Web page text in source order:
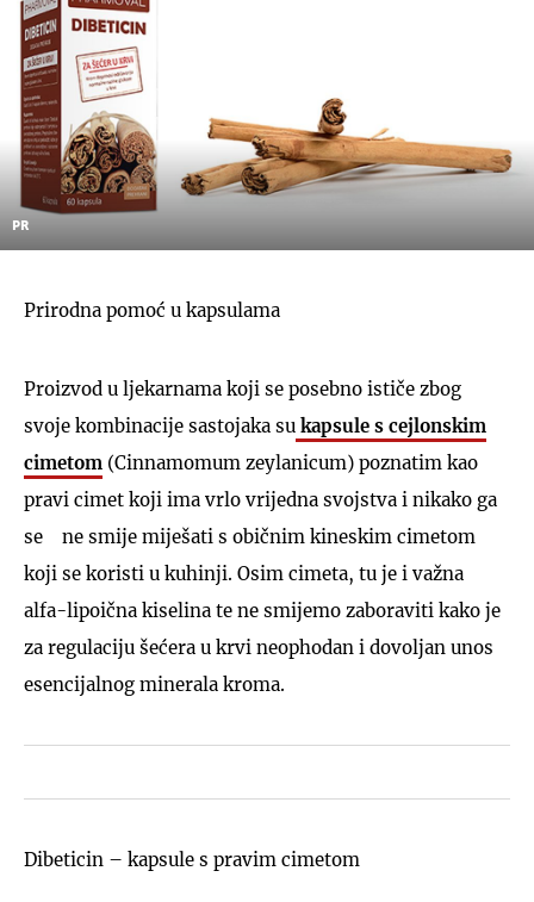
PR
Prirodna pomoć u kapsulama
Proizvod u ljekarnama koji se posebno ističe zbog
svoje kombinacije sastojaka su kapsule s cejlonskim
cimetom (Cinnamomum zeylanicum) poznatim kao
pravi cimet koji ima vrlo vrijedna svojstva i nikako ga
se ne smije miješati s običnim kineskim cimetom
koji se koristi u kuhinji. Osim cimeta, tu je i važna
alfa-lipoična kiselina te ne smijemo zaboraviti kako je
za regulaciju šećera u krvi neophodan i dovoljan unos
esencijalnog minerala kroma.
Dibeticin – kapsule s pravim cimetom